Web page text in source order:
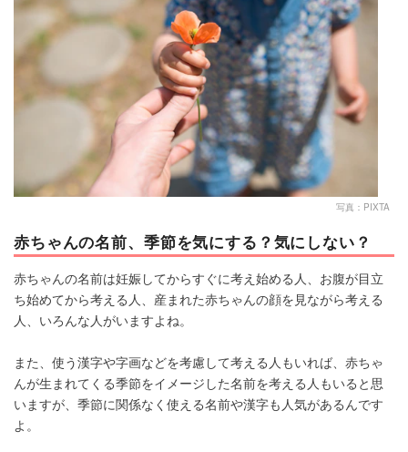
写真：PIXTA
赤ちゃんの名前、季節を気にする？気にしない？
赤ちゃんの名前は妊娠してからすぐに考え始める人、お腹が目立
ち始めてから考える人、産まれた赤ちゃんの顔を見ながら考える
人、いろんな人がいますよね。
また、使う漢字や字画などを考慮して考える人もいれば、赤ちゃ
んが生まれてくる季節をイメージした名前を考える人もいると思
いますが、季節に関係なく使える名前や漢字も人気があるんです
よ。